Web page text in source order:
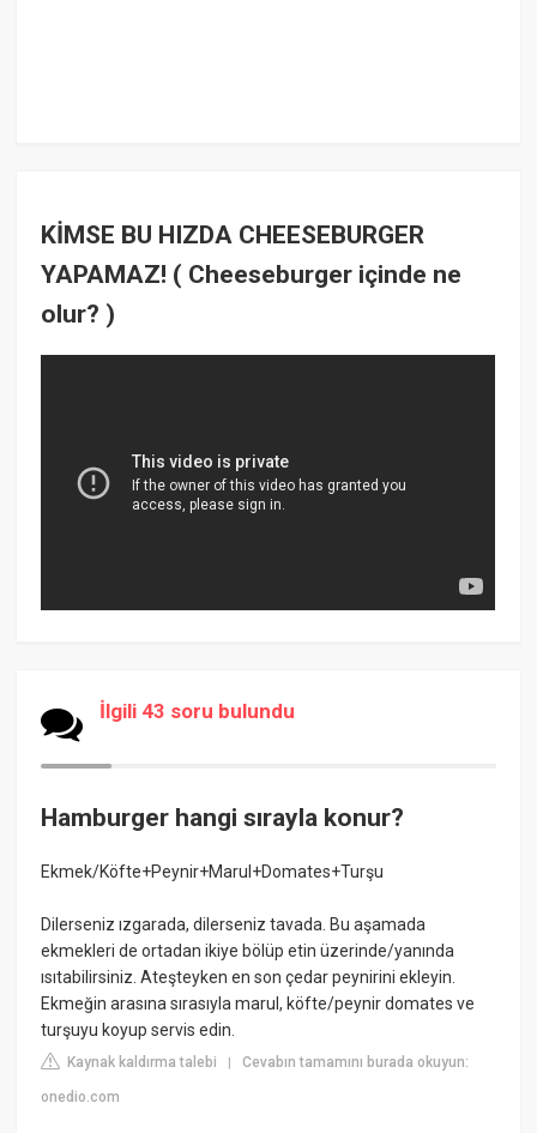
KİMSE BU HIZDA CHEESEBURGER
YAPAMAZ! ( Cheeseburger içinde ne
olur? )
İlgili 43 soru bulundu
Hamburger hangi sırayla konur?
Ekmek/Köfte+Peynir+Marul+Domates+Turşu
Dilerseniz ızgarada, dilerseniz tavada. Bu aşamada
ekmekleri de ortadan ikiye bölüp etin üzerinde/yanında
ısıtabilirsiniz. Ateşteyken en son çedar peynirini ekleyin.
Ekmeğin arasına sırasıyla marul, köfte/peynir domates ve
turşuyu koyup servis edin.
Kaynak kaldırma talebi |Cevabın tamamını burada okuyun:
onedio.com